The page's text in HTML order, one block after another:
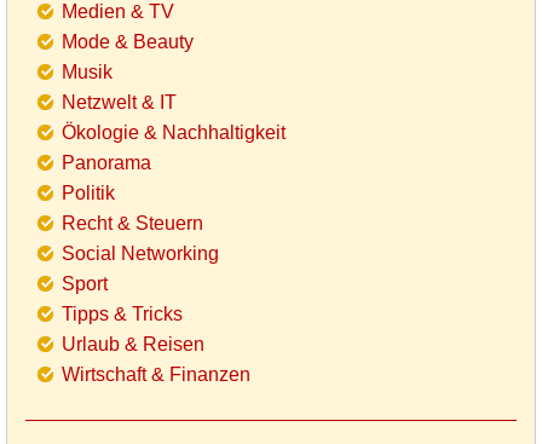
Medien & TV
Mode & Beauty
Musik
Netzwelt & IT
Ökologie & Nachhaltigkeit
Panorama
Politik
Recht & Steuern
Social Networking
Sport
Tipps & Tricks
Urlaub & Reisen
Wirtschaft & Finanzen